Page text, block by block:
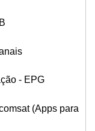
- EPG
(Apps para